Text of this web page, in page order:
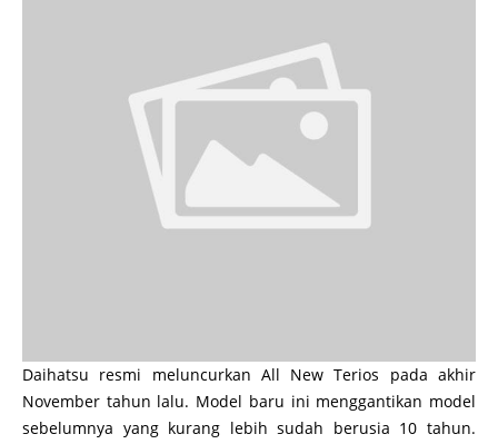
Daihatsu resmi meluncurkan All New Terios pada akhir
November tahun lalu. Model baru ini menggantikan model
sebelumnya yang kurang lebih sudah berusia 10 tahun.